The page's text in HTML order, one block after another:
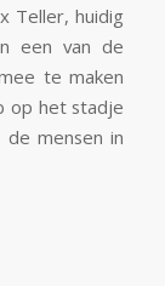
Teller, huidig
een van de
te maken
op het stadje
mensen in